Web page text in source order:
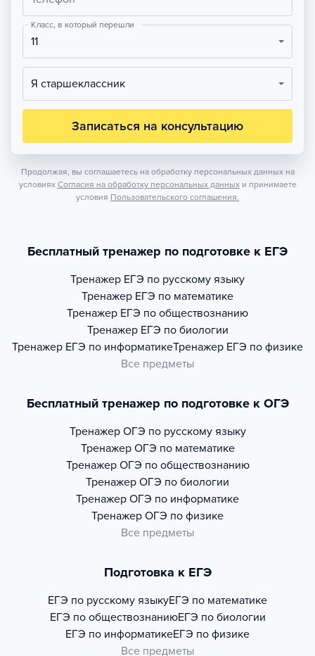
Класс, в который перешли
11
Я старшеклассник
Записаться на консультацию
Продолжая, вы соглашаетесь на обработку персональных данных на
условиях Согласия на обработку персональных данных и принимаете
условия Пользовательского соглашения.
Бесплатный тренажер по подготовке к ЕГЭ
Тренажер ЕГЭ по русскому языку
Тренажер ЕГЭ по математике
Тренажер ЕГЭ по обществознанию
Тренажер ЕГЭ по биологии
Тренажер ЕГЭ по информатикеТренажер ЕГЭ по физике
Все предметы
Бесплатный тренажер по подготовке к ОГЭ
Тренажер ОГЭ по русскому языку
Тренажер ОГЭ по математике
Тренажер ОГЭ по обществознанию
Тренажер ОГЭ по биологии
Тренажер ОГЭ по информатике
Тренажер ОГЭ по физике
Все предметы
Подготовка к ЕГЭ
ЕГЭ по русскому языкуЕГЭ по математике
ЕГЭ по обществознаниюЕГЭ по биологии
ЕГЭ по информатикеЕГЭ по физике
Все предметы